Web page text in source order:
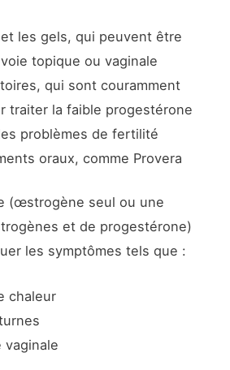
les gels, qui peuvent être
topique ou vaginale
qui sont couramment
traiter la faible progestérone
problèmes de fertilité
oraux, comme Provera
(œstrogène seul ou une
et de progestérone)
les symptômes tels que :
chaleur
vaginale